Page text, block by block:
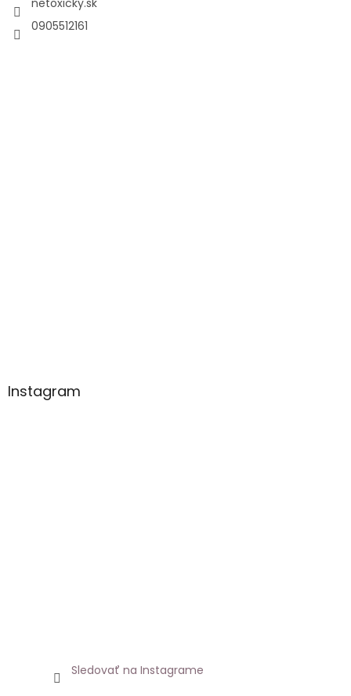
netoxicky.sk
0905512161
Instagram
Sledovať na Instagrame